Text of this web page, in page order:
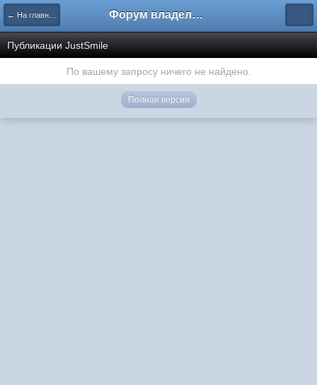
← На главную Форум владельцев интернет-магазинов
Публикации JustSmile
По вашему запросу ничего не найдено.
Полная версия